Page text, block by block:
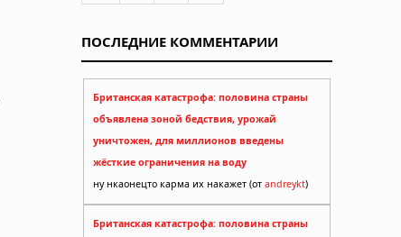
ПОСЛЕДНИЕ КОММЕНТАРИИ
Британская катастрофа: половина страны
объявлена зоной бедствия, урожай
уничтожен, для миллионов введены
жёсткие ограничения на воду
ну нкаонецто карма их накажет (от andreykt)
Британская катастрофа: половина страны